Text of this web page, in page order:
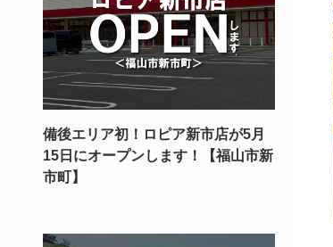
備後エリア初！ロピア新市店が5月
15日にオープンします！【福山市新
市町】